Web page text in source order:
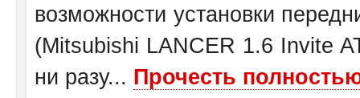
возможности установки
(Mitsubishi LANCER 1.6 Invite
ни разу... Прочесть